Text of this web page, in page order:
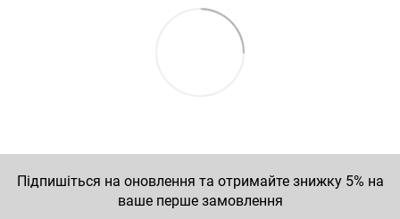
Підпишіться на оновлення та отримайте знижку 5% на
ваше перше замовлення